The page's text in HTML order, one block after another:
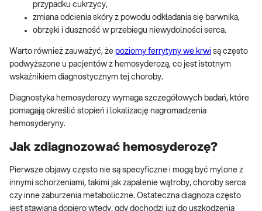
przypadku cukrzycy,
zmiana odcienia skóry z powodu odkładania się barwnika,
obrzęki i duszność w przebiegu niewydolności serca.
Warto również zauważyć, że poziomy ferrytyny we krwi są często
podwyższone u pacjentów z hemosyderozą, co jest istotnym
wskaźnikiem diagnostycznym tej choroby.
Diagnostyka hemosyderozy wymaga szczegółowych badań, które
pomagają określić stopień i lokalizację nagromadzenia
hemosyderyny.
Jak zdiagnozować hemosyderozę?
Pierwsze objawy często nie są specyficzne i mogą być mylone z
innymi schorzeniami, takimi jak zapalenie wątroby, choroby serca
czy inne zaburzenia metaboliczne. Ostateczna diagnoza często
jest stawiana dopiero wtedy, gdy dochodzi już do uszkodzenia